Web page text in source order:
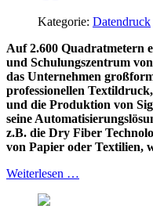
Kategorie: Datendruck
Auf 2.600 Quadratmetern
und Schulungszentrum
das Unternehmen
professionellen
und die Produktion von
seine
z.B. die Dry Fiber
von Papier oder Textilien,
Weiterlesen …